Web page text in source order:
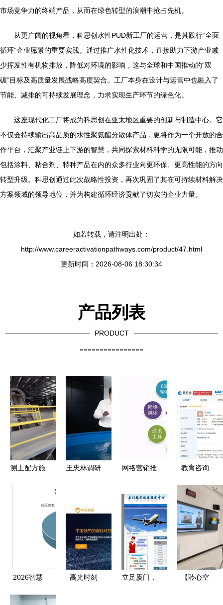
市场竞争力的终端产品，从而在绿色转型的浪潮中抢占先机。
从更广阔的视角看，科思创水性PUD新工厂的运营，是其践行“全面
循环”企业愿景的重要实践。通过推广水性化技术，直接助力下游产业减
少挥发性有机物排放，降低对环境的影响，这与全球和中国推动的“双
碳”目标及高质量发展战略高度契合。工厂本身在设计与运营中也融入了
节能、减排的可持续发展理念，力求实现生产环节的绿色化。
这座现代化工厂将成为科思创在亚太地区重要的创新与制造中心。它
不仅会持续输出高品质的水性聚氨酯分散体产品，更将作为一个开放的合
作平台，汇聚产业链上下游的智慧，共同探索材料科学的无限可能，推动
包括涂料、粘合剂、特种产品在内的众多行业向更环保、更高性能的方向
转型升级。科思创通过此次战略性投资，再次巩固了其在可持续材料解决
方案领域的领导地位，并为构建循环经济贡献了切实的企业力量。
如若转载，请注明出处：
http://www.careeractivationpathways.com/product/47.html
更新时间：2026-08-06 18:30:34
产品列表
PRODUCT
----------------
测土配方施
全省农业重
大技术推广
王忠林调研
谈会 深化
技术推广服
务，激发民
营经济新动
能
网络营销推
费标准全解
析
教育咨询
中导航的指
路明灯
2026智慧
高光时刻
立足厦门，
【聆心空